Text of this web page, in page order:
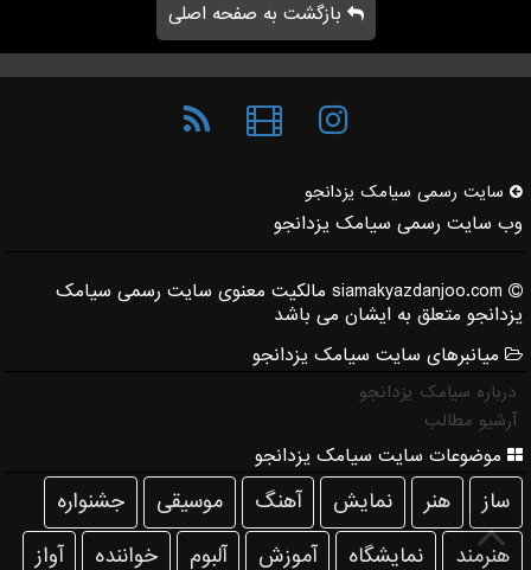
بازگشت به صفحه اصلی
سایت رسمی سیامك یزدانجو
وب سایت رسمی سیامک یزدانجو
siamakyazdanjoo.com مالکیت معنوی سایت رسمی سیامک
یزدانجو متعلق به ایشان می باشد
میانبرهای سایت سیامک یزدانجو
درباره سیامک یزدانجو
آرشیو مطالب
موضوعات سایت سیامک یزدانجو
ساز هنر نمایش آهنگ موسیقی
جشنواره
هنرمند
نمایشگاه آموزش آلبوم خواننده آواز